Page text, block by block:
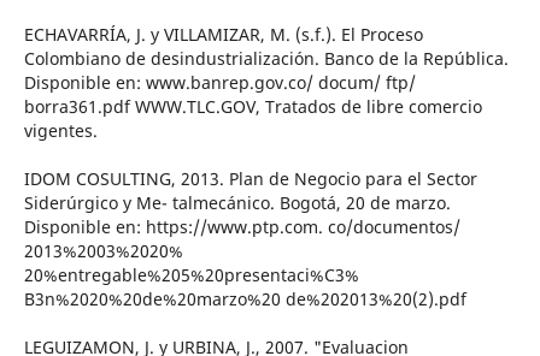
ECHAVARRÍA, J. y VILLAMIZAR, M. (s.f.). El Proceso
Colombiano de desindustrialización. Banco de la República.
Disponible en: www.banrep.gov.co/ docum/ ftp/
borra361.pdf WWW.TLC.GOV, Tratados de libre comercio
vigentes.
IDOM COSULTING, 2013. Plan de Negocio para el Sector
Siderúrgico y Me- talmecánico. Bogotá, 20 de marzo.
Disponible en: https://www.ptp.com. co/documentos/
2013%2003%2020%
20%entregable%205%20presentaci%C3%
B3n%2020%20de%20marzo%20 de%202013%20(2).pdf
LEGUIZAMON, J. y URBINA, J., 2007. "Evaluacion